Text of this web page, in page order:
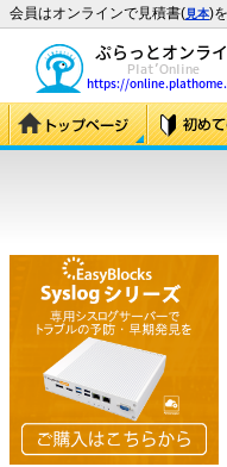
会員はオンラインで見積書(見本)を